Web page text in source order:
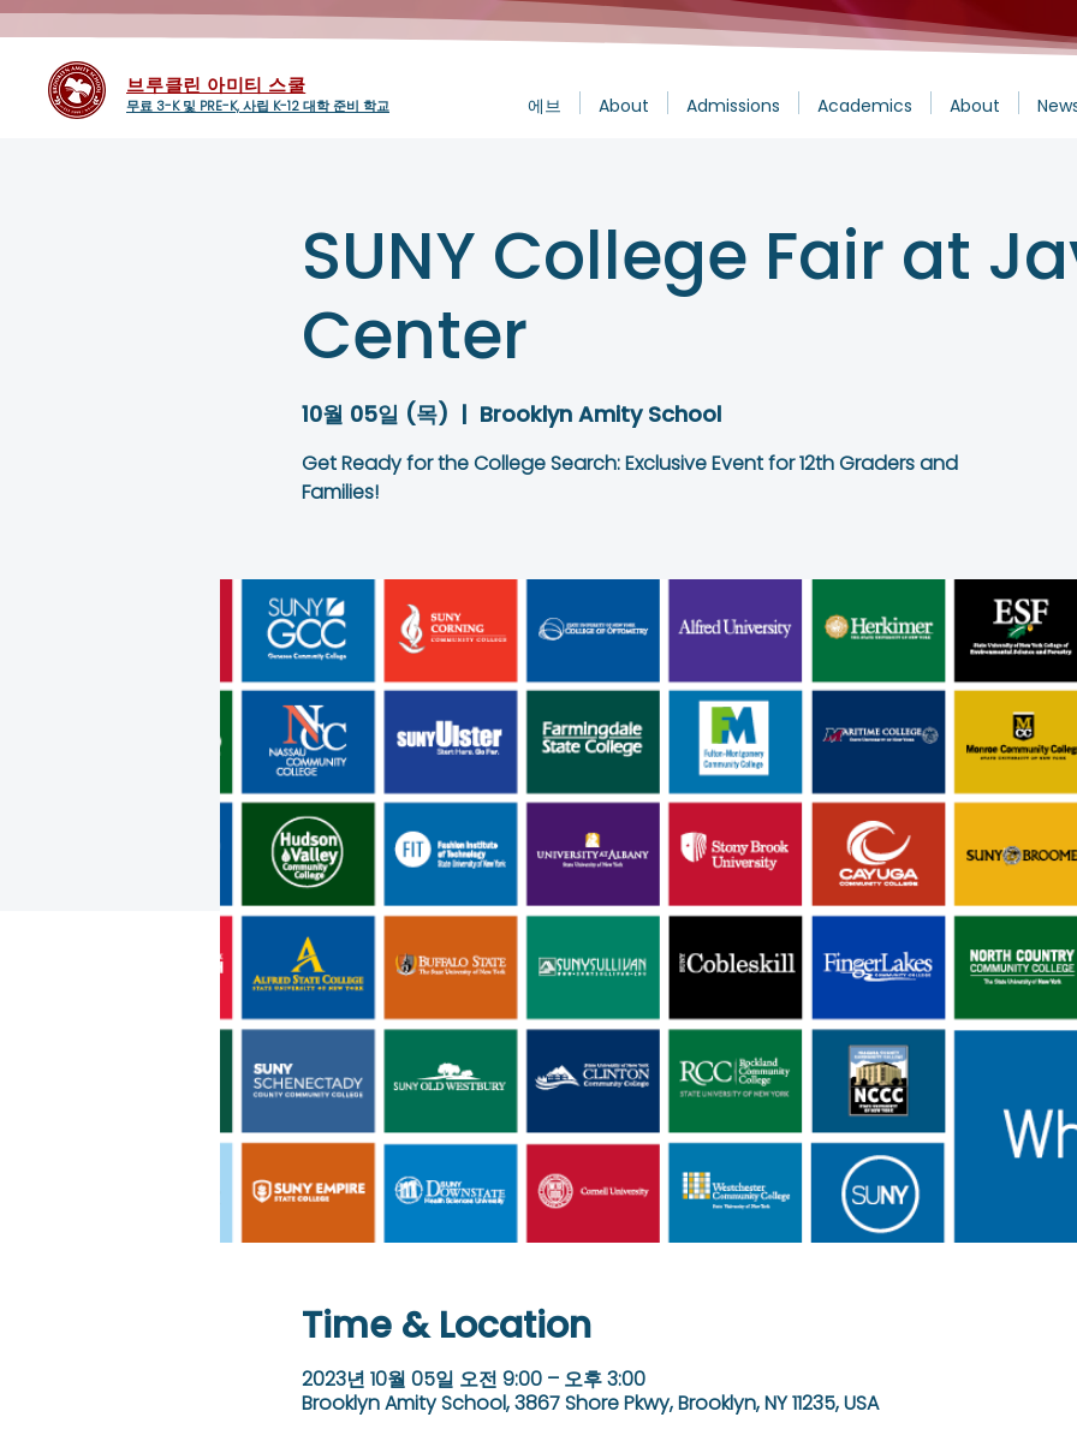
브루클린 아미티 스쿨
무료 3-K 및 PRE-K, 사립 K-12 대학 준비 학교 에브 About Admissions Academics About
SUNY College Fair at
Center
10월 05일 (목)
  |
Brooklyn Amity School
Get Ready for the College Search: Exclusive Event for 12th Graders and
Families!
Time & Location
2023년 10월 05일 오전 9:00 – 오후 3:00
Brooklyn Amity School, 3867 Shore Pkwy, Brooklyn, NY 11235, USA